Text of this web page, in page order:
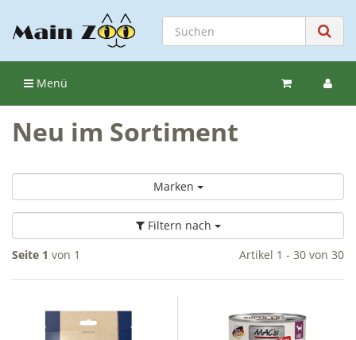
Menü
Neu im Sortiment
Marken
Filtern nach
Seite 1 von 1 Artikel 1 - 30 von 30